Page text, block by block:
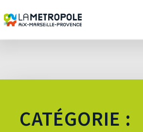
CATÉGORIE :